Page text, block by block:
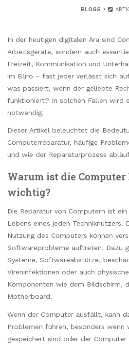
BLOGS
In der heutigen digitalen Ära sind
Arbeitsgeräte, sondern auch
Freizeit, Kommunikation und
im Büro – fast jeder verlässt sich
was passiert, wenn der geliebte
funktioniert? In solchen Fällen wird
notwendig.
Dieser Artikel beleuchtet die
Computerreparatur, häufige
und wie der Reparaturprozess
Warum ist die Computer
wichtig?
Die Reparatur von Computern ist
Lebens eines jeden Techniknutzers.
Nutzung des Computers können
Softwareprobleme auftreten. Dazu
Systeme, Softwareabstürze,
Vireninfektionen oder auch
Komponenten wie dem Bildschirm,
Motherboard.
Wenn der Computer ausfällt, kann
Problemen führen, besonders wenn
gespeichert sind oder der